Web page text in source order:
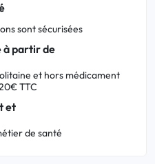
sont sécurisées
à partir de
et hors médicament
TTC
et
de santé